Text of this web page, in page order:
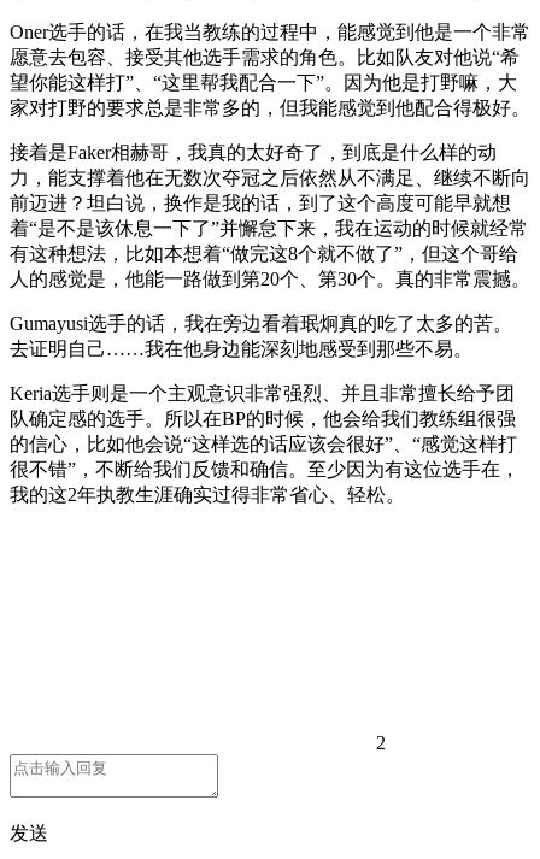
Oner选手的话，在我当教练的过程中，能感觉到他是一个非常
愿意去包容、接受其他选手需求的角色。比如队友对他说“希
望你能这样打”、“这里帮我配合一下”。因为他是打野嘛，大
家对打野的要求总是非常多的，但我能感觉到他配合得极好。
接着是Faker相赫哥，我真的太好奇了，到底是什么样的动
力，能支撑着他在无数次夺冠之后依然从不满足、继续不断向
前迈进？坦白说，换作是我的话，到了这个高度可能早就想
着“是不是该休息一下了”并懈怠下来，我在运动的时候就经常
有这种想法，比如本想着“做完这8个就不做了”，但这个哥给
人的感觉是，他能一路做到第20个、第30个。真的非常震撼。
Gumayusi选手的话，我在旁边看着珉炯真的吃了太多的苦。
去证明自己……我在他身边能深刻地感受到那些不易。
Keria选手则是一个主观意识非常强烈、并且非常擅长给予团
队确定感的选手。所以在BP的时候，他会给我们教练组很强
的信心，比如他会说“这样选的话应该会很好”、“感觉这样打
很不错”，不断给我们反馈和确信。至少因为有这位选手在，
我的这2年执教生涯确实过得非常省心、轻松。
2
发送